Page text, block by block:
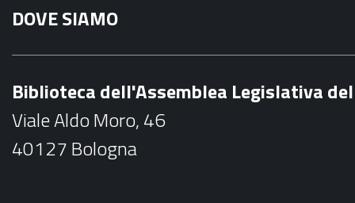
c
e
k
DOVE SIAMO
Biblioteca dell'Assemblea Legislativa
Viale Aldo Moro, 46
40127 Bologna